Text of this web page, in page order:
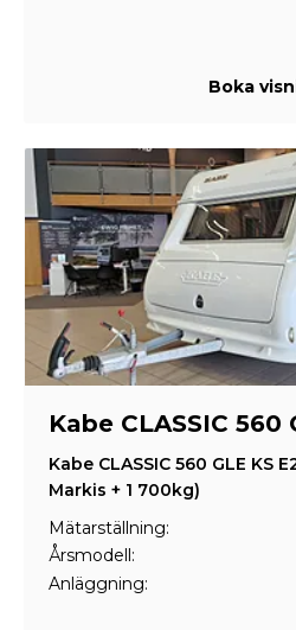
Boka
Kabe CLASSIC 560
Kabe CLASSIC 560 GLE KS
Markis + 1 700kg)
Mätarställning:
Årsmodell:
Anläggning: